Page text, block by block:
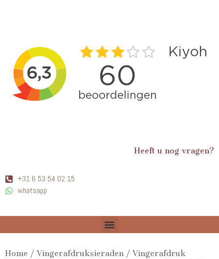
Heeft u nog vragen?
+31 6 53 54 02 15
whatsapp
Home / Vingerafdruksieraden / Vingerafdruk